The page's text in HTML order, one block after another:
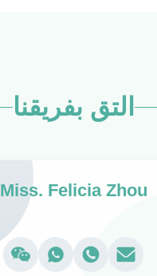
التق بفريقنا
Miss. Felicia Zhou